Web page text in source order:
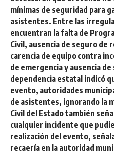
mínimas de seguridad para
asistentes. Entre las
encuentran la falta de
Civil, ausencia de seguro de
carencia de equipo contra
de emergencia y ausencia
dependencia estatal indicó
evento, autoridades
de asistentes, ignorando la
Civil del Estado también
cualquier incidente que
realización del evento,
recaería en la autoridad